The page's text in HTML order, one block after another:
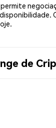
permite
de